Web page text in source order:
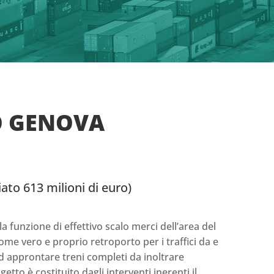
GENOVA
613 milioni di euro)
funzione di effettivo scalo merci dell’area del
vero e proprio retroporto per i traffici da e
approntare treni completi da inoltrare